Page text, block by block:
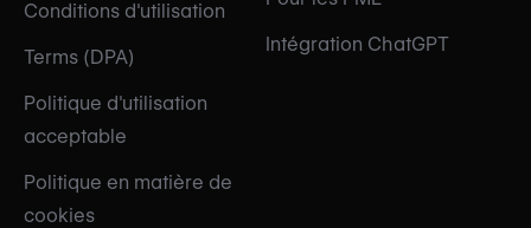
Conditions d'utilisation
Terms (DPA)
Politique d'utilisation
acceptable
Politique en matière de
cookies
Intégration ChatGPT